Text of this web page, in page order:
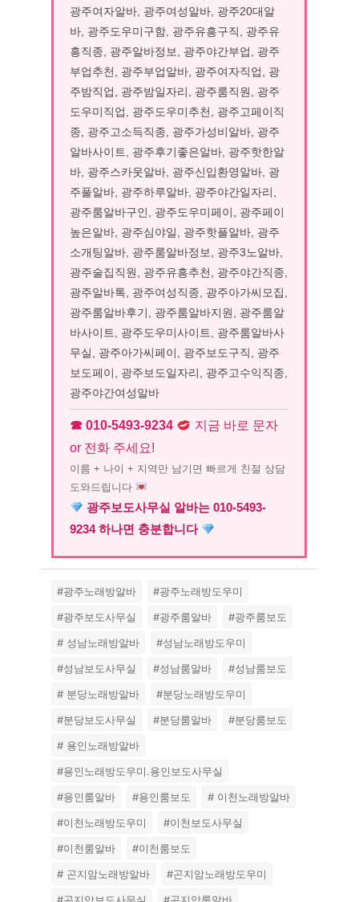
광주여자알바, 광주여성알바, 광주20대알
바, 광주도우미구함, 광주유흥구직, 광주유
흥직종, 광주알바정보, 광주야간부업, 광주
부업추천, 광주부업알바, 광주여자직업, 광
주밤직업, 광주밤일자리, 광주룸직원, 광주
도우미직업, 광주도우미추천, 광주고페이직
종, 광주고소득직종, 광주가성비알바, 광주
알바사이트, 광주후기좋은알바, 광주핫한알
바, 광주스카웃알바, 광주신입환영알바, 광
주풀알바, 광주하루알바, 광주야간일자리,
광주룸알바구인, 광주도우미페이, 광주페이
높은알바, 광주심야일, 광주핫플알바, 광주
소개팅알바, 광주룸알바정보, 광주3노알바,
광주술집직원, 광주유흥추천, 광주야간직종,
광주알바톡, 광주여성직종, 광주아가씨모집,
광주룸알바후기, 광주룸알바지원, 광주룸알
바사이트, 광주도우미사이트, 광주룸알바사
무실, 광주아가씨페이, 광주보도구직, 광주
보도페이, 광주보도일자리, 광주고수익직종,
광주야간여성알바
☎ 010-5493-9234
지금 바로 문자
or 전화 주세요!
이름 + 나이 + 지역만 남기면 빠르게 친절 상담
도와드립니다
광주보도사무실 알바는 010-5493-
9234 하나면 충분합니다
#광주노래방알바
#광주노래방도우미
#광주보도사무실
#광주룸알바
#광주룸보도
# 성남노래방알바
#성남노래방도우미
#성남보도사무실
#성남룸알바
#성남룸보도
# 분당노래방알바
#분당노래방도우미
#분당보도사무실
#분당룸알바
#분당룸보도
# 용인노래방알바
#용인노래방도우미.용인보도사무실
#용인룸알바
#용인룸보도
# 이천노래방알바
#이천노래방도우미
#이천보도사무실
#이천룸알바
#이천룸보도
# 곤지암노래방알바
#곤지암노래방도우미